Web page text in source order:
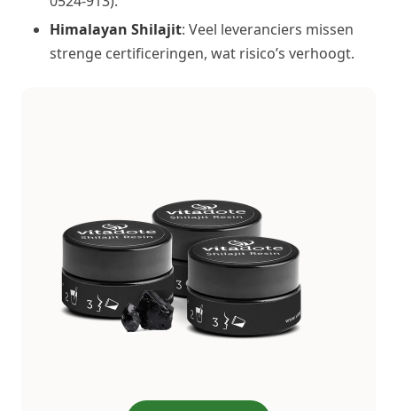
Himalayan Shilajit: Veel leveranciers missen
strenge certificeringen, wat risico’s verhoogt.